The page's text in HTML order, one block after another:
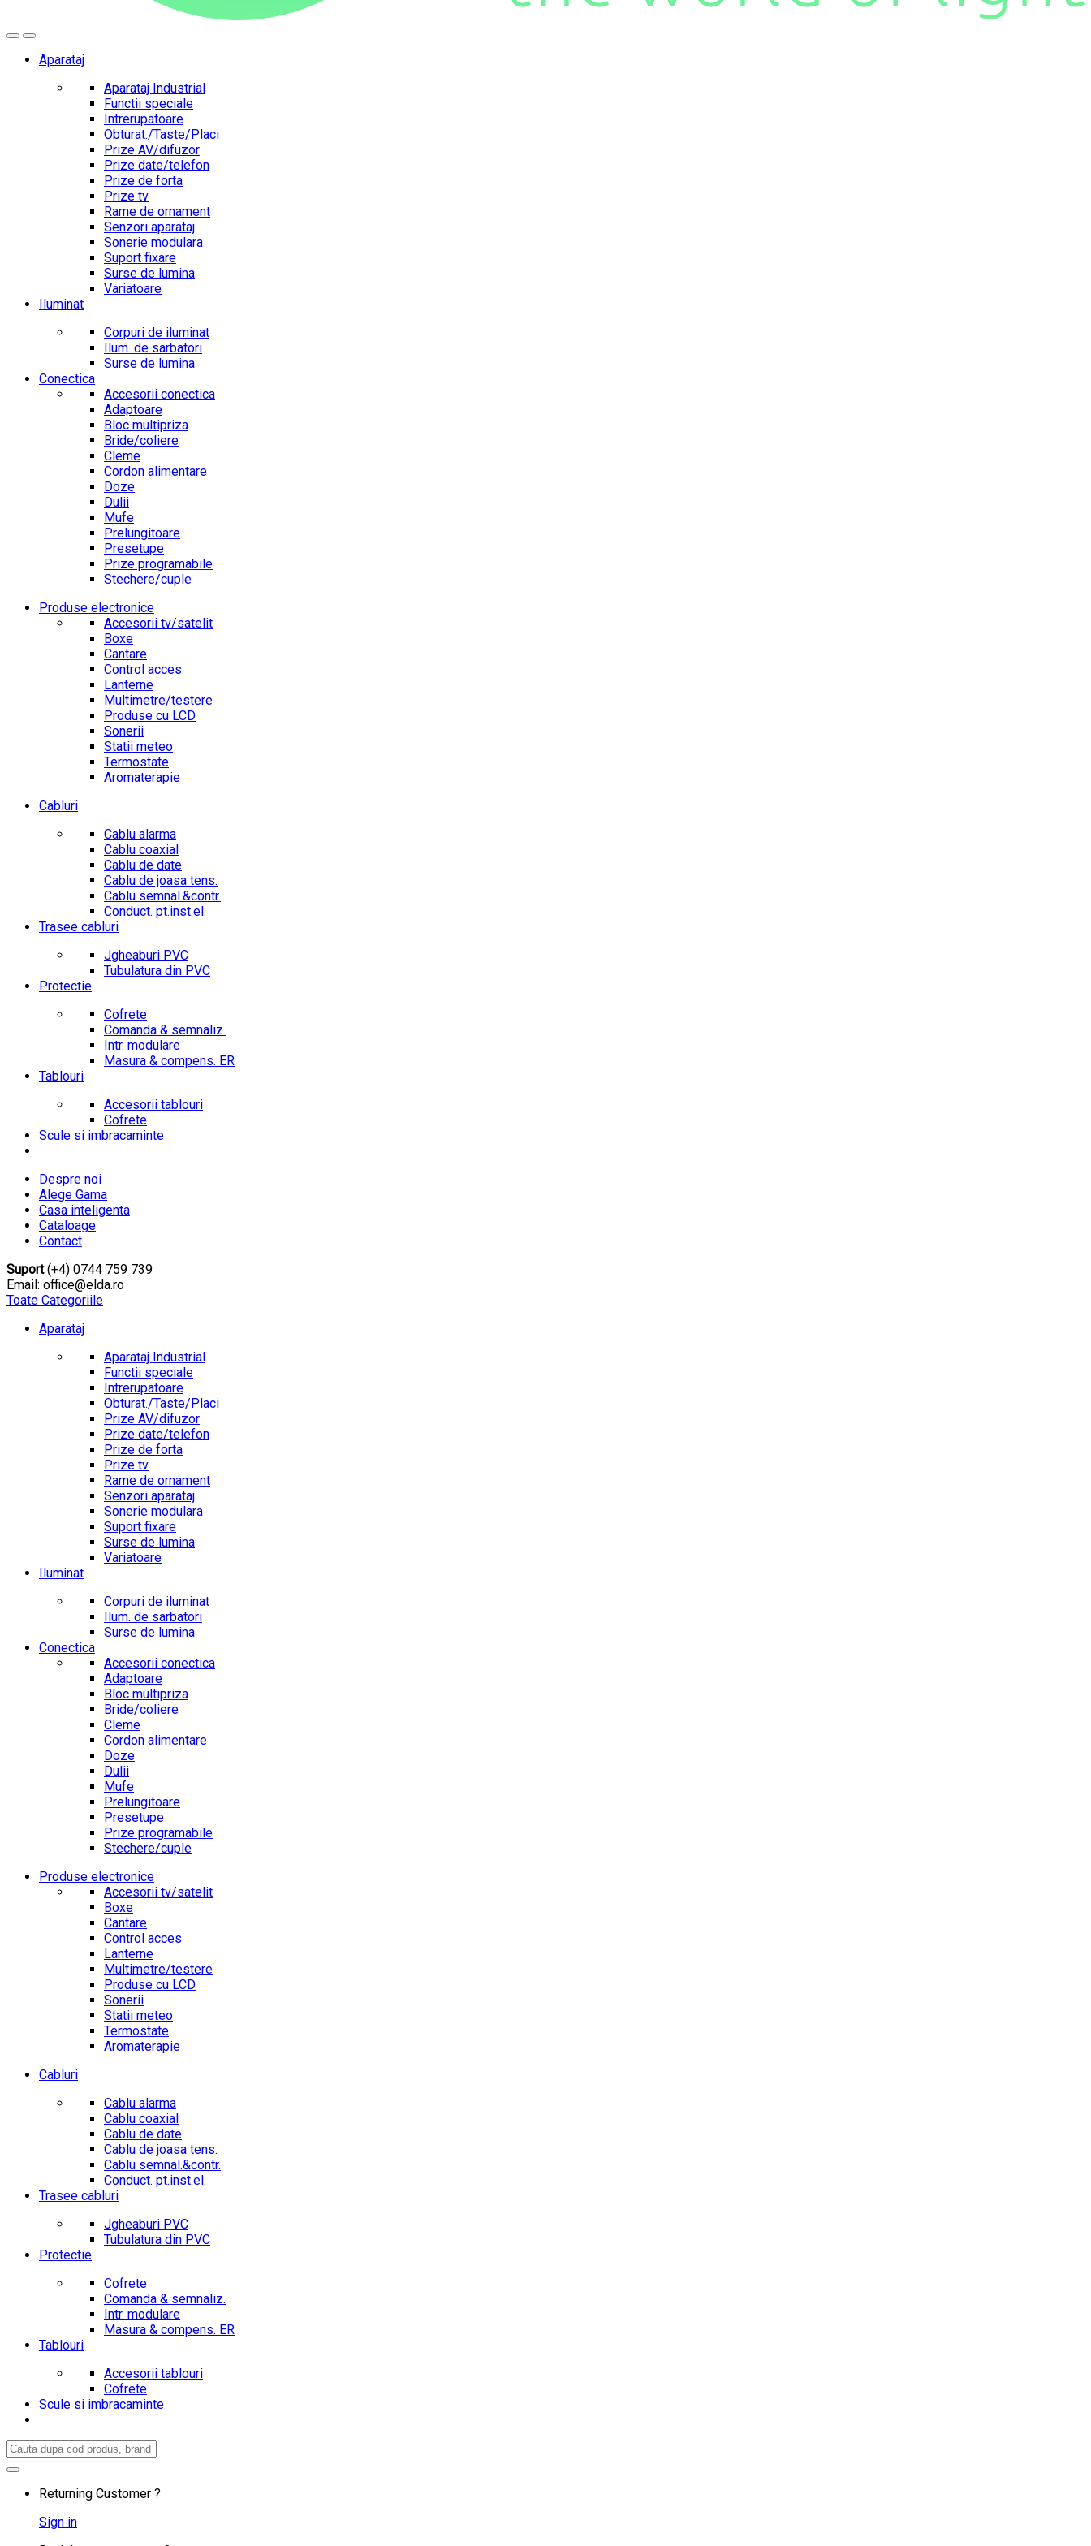
Aparataj
Aparataj Industrial
Functii speciale
Intrerupatoare
Obturat./Taste/Placi
Prize AV/difuzor
Prize date/telefon
Prize de forta
Prize tv
Rame de ornament
Senzori aparataj
Sonerie modulara
Suport fixare
Surse de lumina
Variatoare
Iluminat
Corpuri de iluminat
Ilum. de sarbatori
Surse de lumina
Conectica
Accesorii conectica
Adaptoare
Bloc multipriza
Bride/coliere
Cleme
Cordon alimentare
Doze
Dulii
Mufe
Prelungitoare
Presetupe
Prize programabile
Stechere/cuple
Produse electronice
Accesorii tv/satelit
Boxe
Cantare
Control acces
Lanterne
Multimetre/testere
Produse cu LCD
Sonerii
Statii meteo
Termostate
Aromaterapie
Cabluri
Cablu alarma
Cablu coaxial
Cablu de date
Cablu de joasa tens.
Cablu semnal.&contr.
Conduct. pt.inst.el.
Trasee cabluri
Jgheaburi PVC
Tubulatura din PVC
Protectie
Cofrete
Comanda & semnaliz.
Intr. modulare
Masura & compens. ER
Tablouri
Accesorii tablouri
Cofrete
Scule si imbracaminte
Despre noi
Alege Gama
Casa inteligenta
Cataloage
Contact
Suport(+4) 0744 759 739
Email: office@elda.ro
Toate Categoriile
Aparataj
Aparataj Industrial
Functii speciale
Intrerupatoare
Obturat./Taste/Placi
Prize AV/difuzor
Prize date/telefon
Prize de forta
Prize tv
Rame de ornament
Senzori aparataj
Sonerie modulara
Suport fixare
Surse de lumina
Variatoare
Iluminat
Corpuri de iluminat
Ilum. de sarbatori
Surse de lumina
Conectica
Accesorii conectica
Adaptoare
Bloc multipriza
Bride/coliere
Cleme
Cordon alimentare
Doze
Dulii
Mufe
Prelungitoare
Presetupe
Prize programabile
Stechere/cuple
Produse electronice
Accesorii tv/satelit
Boxe
Cantare
Control acces
Lanterne
Multimetre/testere
Produse cu LCD
Sonerii
Statii meteo
Termostate
Aromaterapie
Cabluri
Cablu alarma
Cablu coaxial
Cablu de date
Cablu de joasa tens.
Cablu semnal.&contr.
Conduct. pt.inst.el.
Trasee cabluri
Jgheaburi PVC
Tubulatura din PVC
Protectie
Cofrete
Comanda & semnaliz.
Intr. modulare
Masura & compens. ER
Tablouri
Accesorii tablouri
Cofrete
Scule si imbracaminte
Search
for:
Returning Customer ?
Sign in